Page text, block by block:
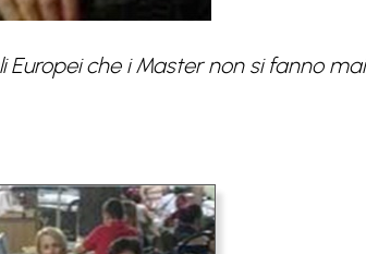
Europei che i Master non si fanno mai